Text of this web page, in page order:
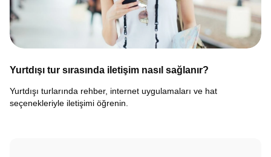
Yurtdışı tur sırasında iletişim nasıl sağlanır?
Yurtdışı turlarında rehber, internet uygulamaları ve hat
seçenekleriyle iletişimi öğrenin.